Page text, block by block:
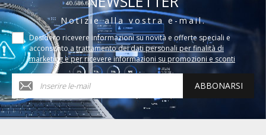
Notizie alla vostra e-mail.
Desidero ricevere informazioni su novità e offerte speciali e
acconsento a trattamento dei dati personali per finalità di
marketing e per ricevere informazioni su promozioni e sconti
ABBONARSI